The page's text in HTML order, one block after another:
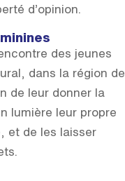
d’opinion.
des jeunes
dans la région de
de leur donner la
lumière leur propre
et de les laisser